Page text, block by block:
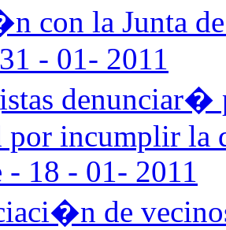
con la Junta
- 01- 2011
denunciar�
incumplir la
- 18 - 01- 2011
de